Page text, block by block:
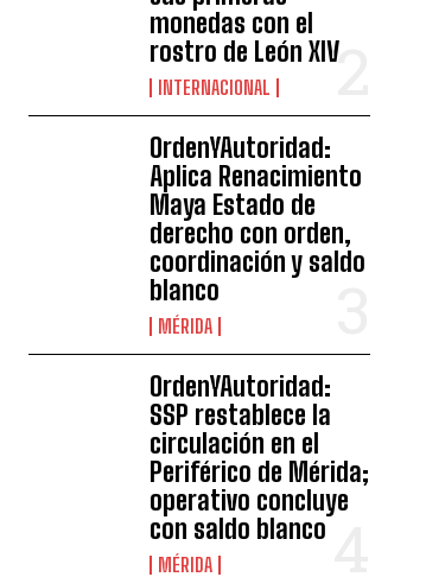
monedas con el
rostro de León XIV
INTERNACIONAL
OrdenYAutoridad:
Aplica Renacimiento
Maya Estado de
derecho con orden,
coordinación y saldo
blanco
MÉRIDA
OrdenYAutoridad:
SSP restablece la
circulación en el
Periférico de Mérida;
operativo concluye
con saldo blanco
MÉRIDA